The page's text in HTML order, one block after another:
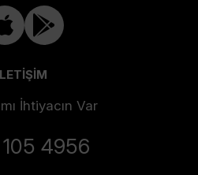
İhtiyacın Var
4956